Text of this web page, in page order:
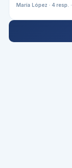
María López · 4resp. ·